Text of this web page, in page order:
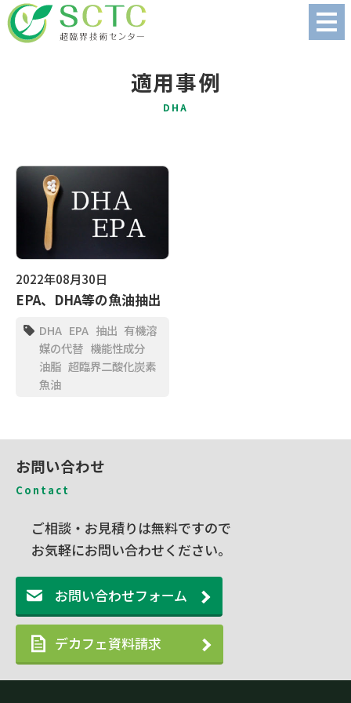
適用事例
DHA
2022年08月30日
EPA、DHA等の魚油抽出
DHA EPA 抽出 有機溶
媒の代替 機能性成分
油脂 超臨界二酸化炭素
魚油
お問い合わせ
Contact
ご相談・お見積りは無料ですので
お気軽にお問い合わせください。
お問い合わせフォーム
デカフェ資料請求